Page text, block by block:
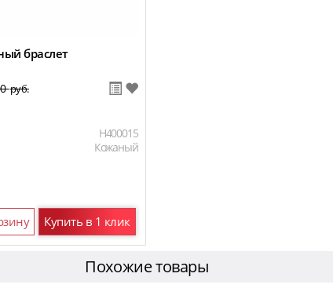
браслет
руб.
H400015
Кожаный
Купить в 1 клик
Похожие товары